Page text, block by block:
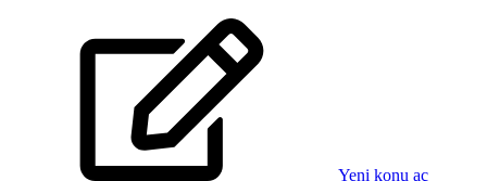
Yeni konu aç